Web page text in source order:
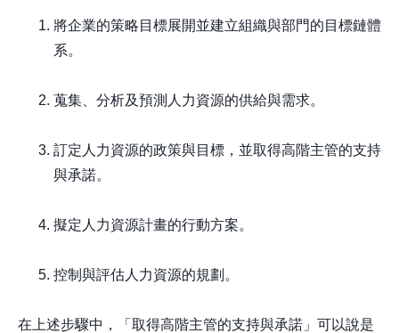
將企業的策略目標展開並建立組織與部門的目標鏈體
系。
蒐集、分析及預測人力資源的供給與需求。
訂定人力資源的政策與目標，並取得高階主管的支持
與承諾。
擬定人力資源計畫的行動方案。
控制與評估人力資源的規劃。
在上述步驟中，「取得高階主管的支持與承諾」可以說是